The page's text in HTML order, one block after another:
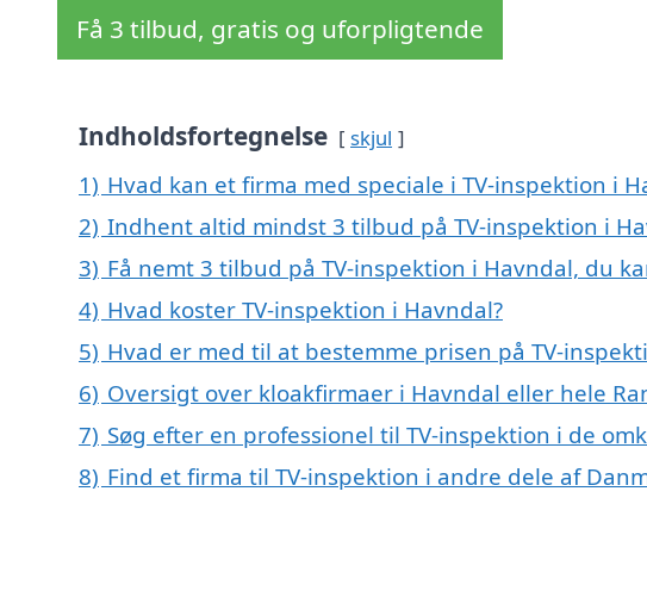
Få 3 tilbud, gratis og uforpligtende
Indholdsfortegnelse skjul
1) Hvad kan et firma med speciale i TV-inspektion i
2) Indhent altid mindst 3 tilbud på TV-inspektion i
3) Få nemt 3 tilbud på TV-inspektion i Havndal, du
4) Hvad koster TV-inspektion i Havndal?
5) Hvad er med til at bestemme prisen på TV-
6) Oversigt over kloakfirmaer i Havndal eller hele
7) Søg efter en professionel til TV-inspektion i de
8) Find et firma til TV-inspektion i andre dele af